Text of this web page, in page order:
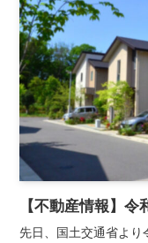
【不動産情報】
先日、国土交通省よ